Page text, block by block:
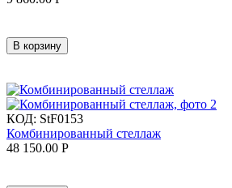
В корзину
КОД: StF0153
Комбинированный стеллаж
48 150.00 Р